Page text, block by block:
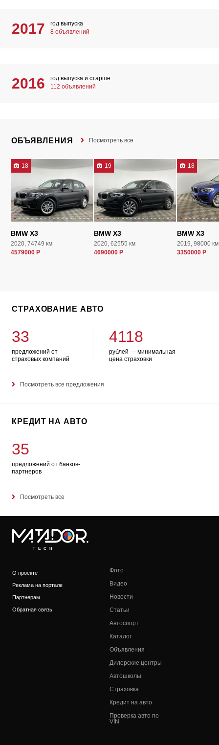
2017
год выпуска
8 объявлений
2016
год выпуска и старше
112 объявлений
ОБЪЯВЛЕНИЯ Посмотреть все
18
BMW X3
2020, 74749 км
4579000 Р
19
BMW X3
2020, 62555 км
4690000 Р
18
BMW X3
2019, 98000 км
3350000 Р
СТРАХОВАНИЕ АВТО
33
предложений от
страховых компаний
4118
рублей — минимальная
цена страховки
Посмотреть все предложения
КРЕДИТ НА АВТО
35
предложений от банков-
партнеров
Посмотреть все
TECH
О проекте
Реклама на портале
Партнерам
Обратная связь
Фото
Видео
Новости
Статьи
Автоспорт
Каталог
Объявления
Дилерские центры
Автошколы
Страховка
Кредит на авто
Проверка авто по
VIN